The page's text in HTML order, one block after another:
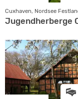
Jugendherberge